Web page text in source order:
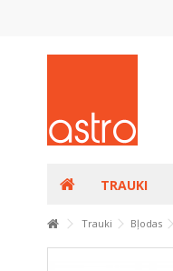
TRAUKI
Trauki Bļodas